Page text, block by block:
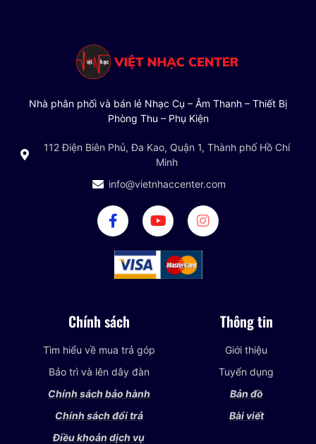
Nhà phân phối và bán lẻ Nhạc Cụ – Âm Thanh – Thiết Bị
Phòng Thu – Phụ Kiện
112 Điện Biên Phủ, Đa Kao, Quận 1, Thành phố Hồ Chí
Minh
info@vietnhaccenter.com
Chính sách
Tìm hiểu về mua trả góp
Bảo trì và lên dây đàn
Chính sách bảo hành
Chính sách đổi trả
Điều khoản dịch vụ
Thông tin
Giới thiệu
Tuyển dụng
Bản đồ
Bài viết